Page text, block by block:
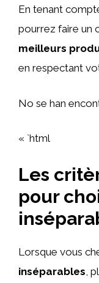
En tenant
pourrez faire un
meilleurs
en respectant
No se han
« `html
Les
pour
Lorsque vous
inséparables ,